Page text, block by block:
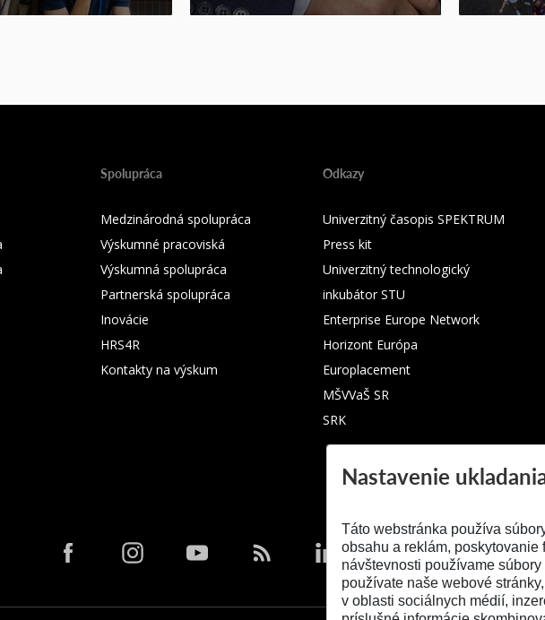
Spolupráca
Medzinárodná spolupráca
Výskumné pracoviská
Výskumná spolupráca
Partnerská spolupráca
Inovácie
HRS4R
Kontakty na výskum
Odkazy
Univerzitný časopis SPEKTRUM
Press kit
Univerzitný technologický
inkubátor STU
Enterprise Europe Network
Horizont Európa
Europlacement
MŠVVaŠ SR
SRK
Nastavenie
Táto webstránka používa
obsahu a reklám,
návštevnosti používame
používate naše webové
v oblasti sociálnych médií,